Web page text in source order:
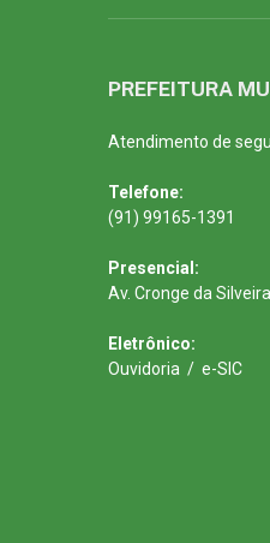
PREFEITURA
Atendimento de
Telefone:
(91) 99165-1391
Presencial:
Av. Cronge da
Eletrônico:
Ouvidoria / e-SIC